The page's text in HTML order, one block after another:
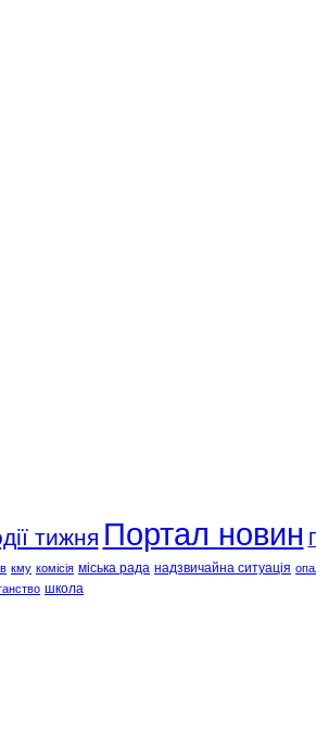
тижня Портал новин
кму комісія міська рада надзвичайна ситуація
школа